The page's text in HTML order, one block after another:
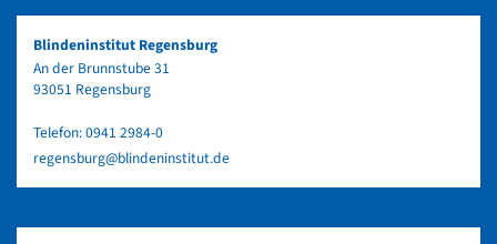
Blindeninstitut Regensburg
An der Brunnstube 31
93051 Regensburg
Telefon:0941 2984-0
regensburg@blindeninstitut.de